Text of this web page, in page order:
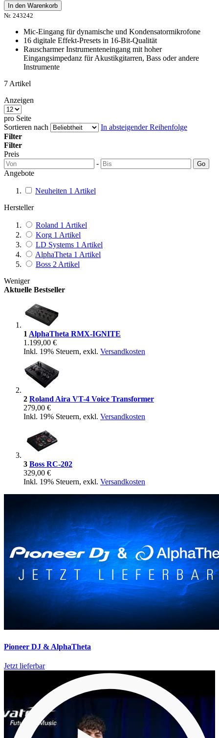
In den Warenkorb
Nr. 243242
Mic-Eingang für dynamische und Kondensatormikrofone
16 digitale Effekt-Presets in 16-Bit-Qualität
Rauscharmer Instrumenteneingang mit hoher
Eingangsimpedanz für Akustikgitarren, Bass oder andere
Instrumente
7Artikel
Anzeigen
pro Seite
Sortieren nach
In absteigender Reihenfolge
Filter
Filter
Preis
-
Go
Angebote
Neuheiten 1 Artikel
Hersteller
Roland 1 Artikel
Korg 1 Artikel
LD Systems 1 Artikel
AlphaTheta 1 Artikel
Boss 2Artikel
Weniger
Aktuelle Bestseller
1AlphaTheta RMX-IGNITE
1.199,00 €
Inkl. 19% Steuern, exkl. Versandkosten
2 Roland Aira VT-4 Voice Transformer
279,00 €
Inkl. 19% Steuern, exkl. Versandkosten
3 Boss RC-202
329,00 €
Inkl. 19% Steuern, exkl. Versandkosten
Pioneer DJ & AlphaTheta
Jetzt lieferbar